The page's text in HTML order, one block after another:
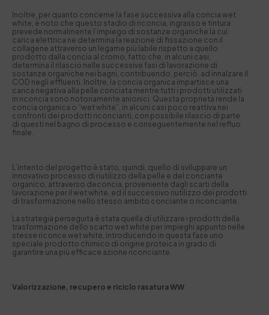
Inoltre, per quanto concerne la fase successiva alla concia wet
white, è noto che questo stadio di riconcia, ingrasso e tintura
prevede normalmente l’impiego di sostanze organiche la cui
carica elettrica ne determina la reazione di fissazione con il
collagene attraverso un legame più labile rispetto a quello
prodotto dalla concia al cromo, fatto che, in alcuni casi,
determina il rilascio nelle successive fasi di lavorazione di
sostanze organiche nei bagni, contribuendo, perciò, ad innalzare il
COD negli effluenti. Inoltre, la concia organica impartisce una
carica negativa alla pelle conciata mentre tutti i prodotti utilizzati
in riconcia sono notoriamente anionici. Questa proprietà rende la
concia organica o “wet white”, in alcuni casi poco reattiva nei
confronti dei prodotti riconcianti, con possibile rilascio di parte
di questi nel bagno di processo e conseguentemente nel refluo
finale.
L’intento del progetto è stato, quindi, quello di sviluppare un
innovativo processo di riutilizzo della pelle e del conciante
organico, attraverso deconcia, proveniente dagli scarti della
lavorazione per il wet white, ed il successivo riutilizzo dei prodotti
di trasformazione nello stesso ambito conciante o riconciante.
La strategia perseguita è stata quella di utilizzare i prodotti della
trasformazione dello scarto wet white per impieghi appunto nelle
stesse riconce wet white, introducendo in questa fase uno
speciale prodotto chimico di origine proteica in grado di
garantire una più efficace azione riconciante.
Valorizzazione, recupero e riciclo rasatura WW